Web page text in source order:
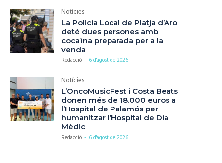
Notícies
La Policia Local de Platja d’Aro
deté dues persones amb
cocaïna preparada per a la
venda
Redacció - 6 d'agost de 2026
Notícies
L’OncoMusicFest i Costa Beats
donen més de 18.000 euros a
l’Hospital de Palamós per
humanitzar l’Hospital de Dia
Mèdic
Redacció - 6 d'agost de 2026